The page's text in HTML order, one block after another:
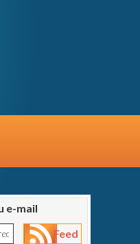
e-mail
Feed